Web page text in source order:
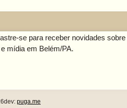
se para receber novidades
mídia em Belém/PA.
dev: puga.me